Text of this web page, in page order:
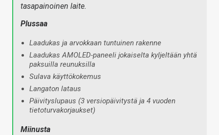
tasapainoinen laite.
Plussaa
Laadukas ja arvokkaan tuntuinen rakenne
Laadukas AMOLED-paneeli jokaiselta kyljeltään yhtä
paksuilla reunuksilla
Sulava käyttökokemus
Langaton lataus
Päivityslupaus (3 versiopäivitystä ja 4 vuoden
tietoturvakorjaukset)
Miinusta